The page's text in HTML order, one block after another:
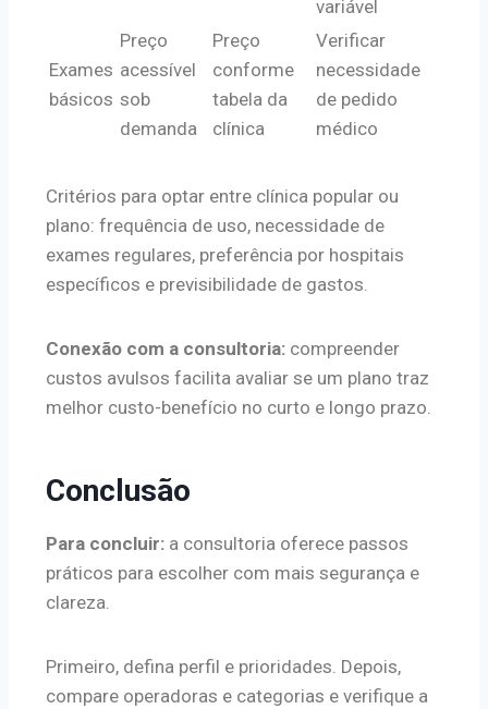
variável
Exames
básicos
Preço
acessível
sob
demanda
Preço
conforme
tabela da
clínica
Verificar
necessidade
de pedido
médico
Critérios para optar entre clínica popular ou
plano: frequência de uso, necessidade de
exames regulares, preferência por hospitais
específicos e previsibilidade de gastos.
Conexão com a consultoria: compreender
custos avulsos facilita avaliar se um plano traz
melhor custo-benefício no curto e longo prazo.
Conclusão
Para concluir: a consultoria oferece passos
práticos para escolher com mais segurança e
clareza.
Primeiro, defina perfil e prioridades. Depois,
compare operadoras e categorias e verifique a